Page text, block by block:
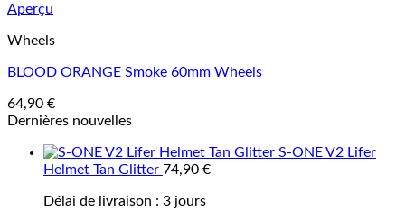
Aperçu
Wheels
BLOOD ORANGE Smoke 60mm Wheels
64,90 €
Dernières nouvelles
S-ONE V2 Lifer
Helmet Tan Glitter 74,90 €
Délai de livraison : 3 jours